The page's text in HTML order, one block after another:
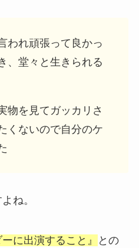
われ頑張って良かっ
、堂々と生きられる
物を見てガッカリさ
くないので自分のケ
ね。
ーに出演すること』
との